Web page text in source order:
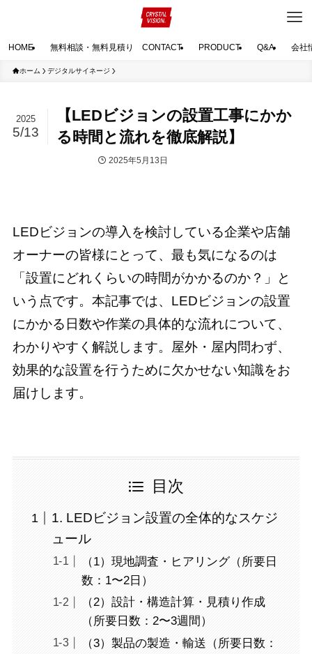
HOME 無料相談・無料見積り CONTACT PRODUCT Q&A 会社
ホーム デジタルサイネージ
【LEDビジョンの設置工事にかか
る時間と流れを徹底解説】
2025
5/13
2025年5月13日
LEDビジョンの導入を検討している企業や店舗
オーナーの皆様にとって、最も気になるのは
「設置にどれくらいの時間がかかるのか？」と
いう点です。本記事では、LEDビジョンの設置
にかかる日数や作業の具体的な流れについて、
わかりやすく解説します。屋外・屋内問わず、
効果的な設置を行うために欠かせない知識をお
届けします。
目次
1. LEDビジョン設置の全体的なスケジ
ュール
（1）現地調査・ヒアリング（所要日
数：1〜2日）
（2）設計・構造計算・見積り作成
（所要日数：2〜3週間）
（3）製品の製造・輸送（所要日数：